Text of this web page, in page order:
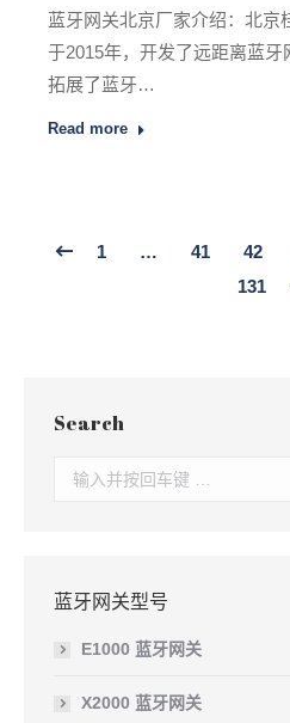
蓝牙网关北京厂家介绍：北京
于2015年，开发了远距离蓝牙
拓展了蓝牙…
Read more
1 … 41 42
131
Search
Search:
蓝牙网关型号
E1000 蓝牙网关
X2000 蓝牙网关